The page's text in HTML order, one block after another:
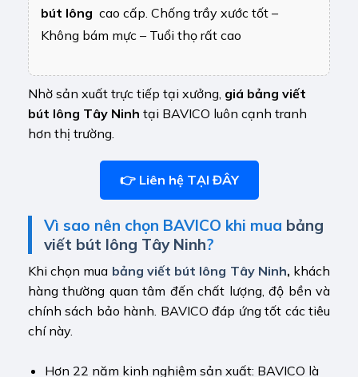
bút lông cao cấp. Chống trầy xước tốt –
Không bám mực – Tuổi thọ rất cao
Nhờ sản xuất trực tiếp tại xưởng, giá bảng viết
bút lông Tây Ninh tại BAVICO luôn cạnh tranh
hơn thị trường.
👉 Liên hệ TẠI ĐÂY
Vì sao nên chọn BAVICO khi mua bảng
viết bút lông Tây Ninh?
Khi chọn mua bảng viết bút lông Tây Ninh, khách
hàng thường quan tâm đến chất lượng, độ bền và
chính sách bảo hành. BAVICO đáp ứng tốt các tiêu
chí này.
Hơn 22 năm kinh nghiệm sản xuất: BAVICO là